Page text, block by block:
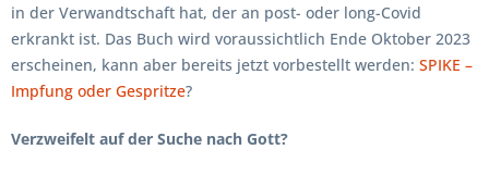
in der Verwandtschaft hat, der an post- oder long-Covid
erkrankt ist. Das Buch wird voraussichtlich Ende Oktober 2023
erscheinen, kann aber bereits jetzt vorbestellt werden: SPIKE –
Impfung oder Gespritze?
Verzweifelt auf der Suche nach Gott?